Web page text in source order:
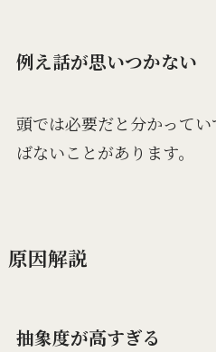
例え話が思いつかない
頭では必要だと分かって
ばないことがあります。
原因解説
抽象度が高すぎる